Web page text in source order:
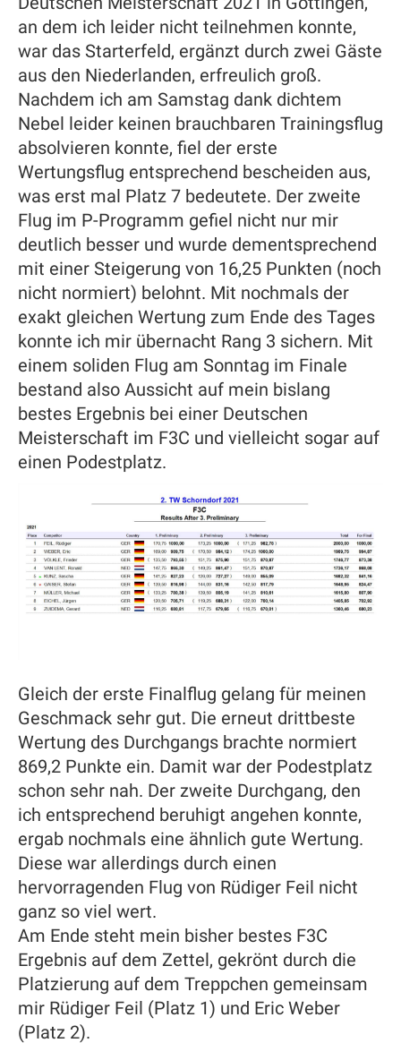
an dem ich leider nicht teilnehmen konnte,
war das Starterfeld, ergänzt durch zwei Gäste
aus den Niederlanden, erfreulich groß.
Nachdem ich am Samstag dank dichtem
Nebel leider keinen brauchbaren Trainingsflug
absolvieren konnte, fiel der erste
Wertungsflug entsprechend bescheiden aus,
was erst mal Platz 7 bedeutete. Der zweite
Flug im P-Programm gefiel nicht nur mir
deutlich besser und wurde dementsprechend
mit einer Steigerung von 16,25 Punkten (noch
nicht normiert) belohnt. Mit nochmals der
exakt gleichen Wertung zum Ende des Tages
konnte ich mir übernacht Rang 3 sichern. Mit
einem soliden Flug am Sonntag im Finale
bestand also Aussicht auf mein bislang
bestes Ergebnis bei einer Deutschen
Meisterschaft im F3C und vielleicht sogar auf
einen Podestplatz.
Gleich der erste Finalflug gelang für meinen
Geschmack sehr gut. Die erneut drittbeste
Wertung des Durchgangs brachte normiert
869,2 Punkte ein. Damit war der Podestplatz
schon sehr nah. Der zweite Durchgang, den
ich entsprechend beruhigt angehen konnte,
ergab nochmals eine ähnlich gute Wertung.
Diese war allerdings durch einen
hervorragenden Flug von Rüdiger Feil nicht
ganz so viel wert.
Am Ende steht mein bisher bestes F3C
Ergebnis auf dem Zettel, gekrönt durch die
Platzierung auf dem Treppchen gemeinsam
mir Rüdiger Feil (Platz 1) und Eric Weber
(Platz 2).